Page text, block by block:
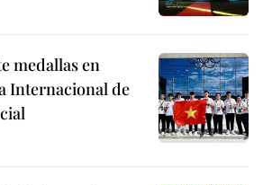
medallas en
Internacional de